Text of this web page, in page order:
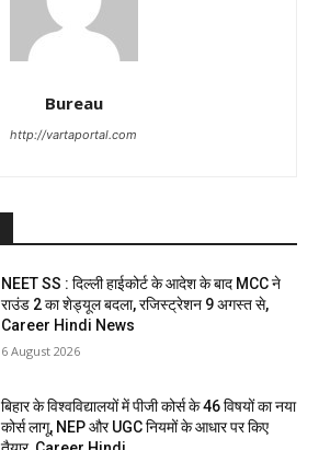
Bureau
http://vartaportal.com
NEET SS : दिल्ली हाईकोर्ट के आदेश के बाद MCC ने
राउंड 2 का शेड्यूल बदला, रजिस्ट्रेशन 9 अगस्त से,
Career Hindi News
6 August 2026
बिहार के विश्वविद्यालयों में पीजी कोर्स के 46 विषयों का नया
कोर्स लागू, NEP और UGC नियमों के आधार पर किए